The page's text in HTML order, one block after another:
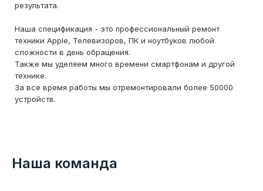
результата.
Наша спецификация - это профессиональный ремонт
техники Apple, Телевизоров, ПК и ноутбуков любой
сложности в день обращения.
Также мы уделяем много времени смартфонам и другой
технике.
За все время работы мы отремонтировали более 50000
устройств.
Наша команда